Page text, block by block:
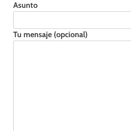
Asunto
Tu mensaje (opcional)